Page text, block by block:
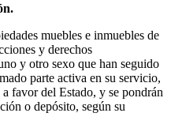
muebles e inmuebles de
y derechos
y otro sexo que han seguido
parte activa en su servicio,
favor del Estado, y se pondrán
o depósito, según su